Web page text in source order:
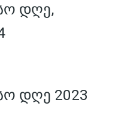
დღე,
დღე 2023